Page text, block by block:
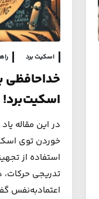
اسکیت برد
خداحافظی
اسکیت‌برد!
در این مقاله
خوردن توی
استفاده از
تدریجی حرکات،
اعتمادبه‌نفس